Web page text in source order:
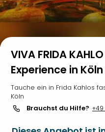
VIVA FRIDA
Experience in Köln
Tauche ein in Frida Kahlos
Köln
Brauchst du Hilfe? +49